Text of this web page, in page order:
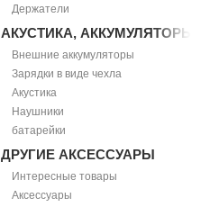
Держатели
АКУСТИКА, АККУМУЛЯТОРЫ
Внешние аккумуляторы
Зарядки в виде чехла
Акустика
Наушники
батарейки
ДРУГИЕ АКСЕССУАРЫ
Интересные товары
Аксессуары